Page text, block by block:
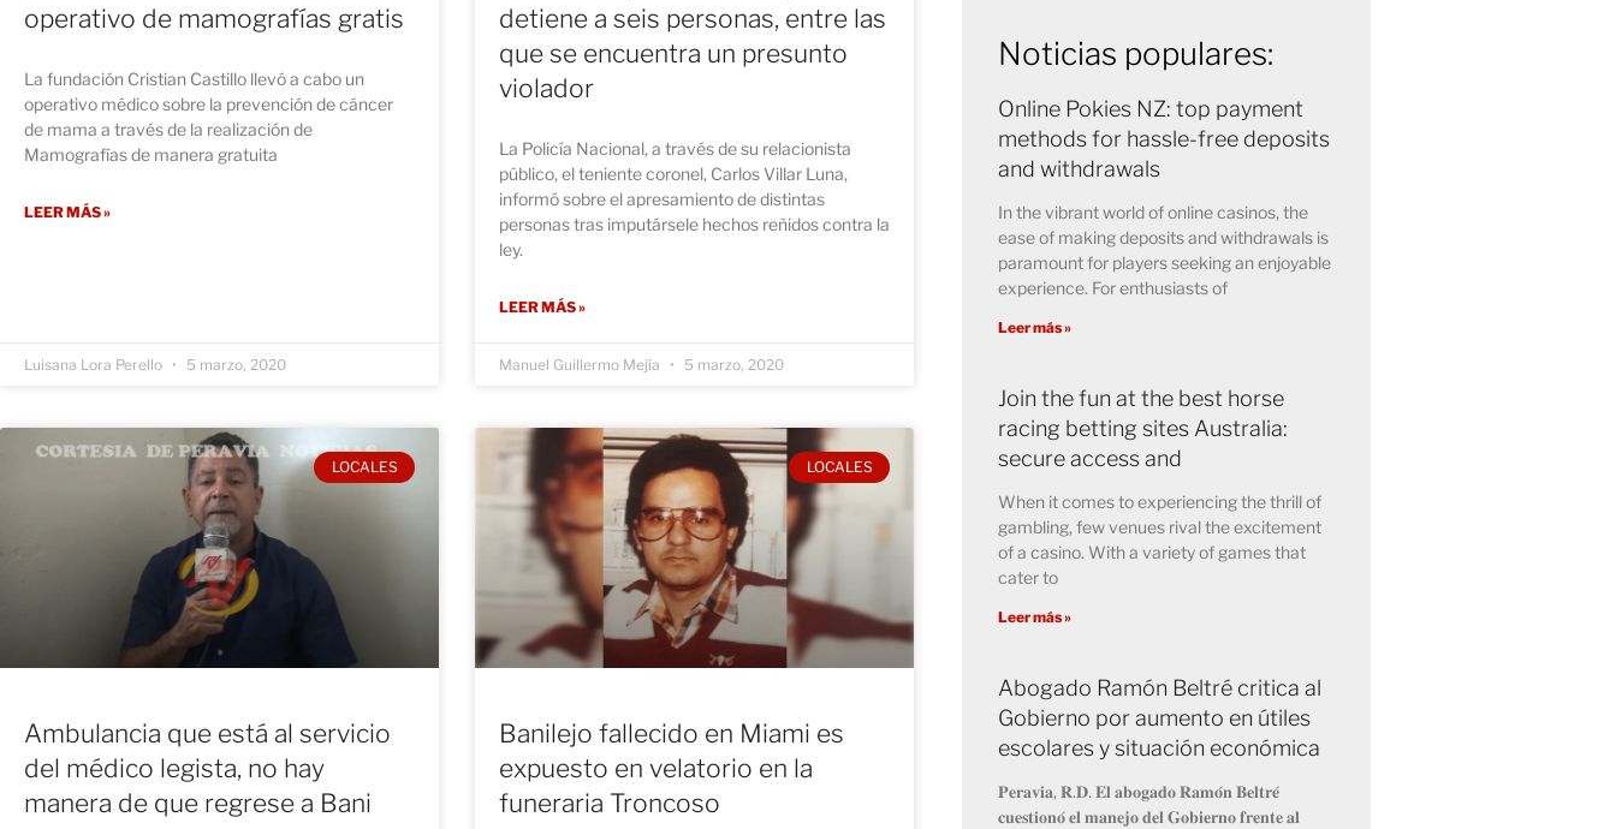
operativo de mamografías gratis
La fundación Cristian Castillo llevó a cabo un
operativo médico sobre la prevención de cáncer
de mama a través de la realización de
Mamografías de manera gratuita
LEER MÁS »
Luisana Lora Perello 5 marzo, 2020
detiene a seis personas, entre las
que se encuentra un presunto
violador
La Policía Nacional, a través de su relacionista
público, el teniente coronel, Carlos Villar Luna,
informó sobre el apresamiento de distintas
personas tras imputársele hechos reñidos contra la
ley.
LEER MÁS »
Manuel Guillermo Mejía 5 marzo, 2020
LOCALES
Ambulancia que está al servicio
del médico legista, no hay
manera de que regrese a Bani
LOCALES
Banilejo fallecido en Miami es
expuesto en velatorio en la
funeraria Troncoso
Noticias populares:
Online Pokies NZ: top payment
methods for hassle-free deposits
and withdrawals
In the vibrant world of online casinos, the
ease of making deposits and withdrawals is
paramount for players seeking an enjoyable
experience. For enthusiasts of
Leer más »
Join the fun at the best horse
racing betting sites Australia:
secure access and
When it comes to experiencing the thrill of
gambling, few venues rival the excitement
of a casino. With a variety of games that
cater to
Leer más »
Abogado Ramón Beltré critica al
Gobierno por aumento en útiles
escolares y situación económica
𝐏𝐞𝐫𝐚𝐯𝐢𝐚, 𝐑.𝐃. 𝐄𝐥 𝐚𝐛𝐨𝐠𝐚𝐝𝐨 𝐑𝐚𝐦𝐨́𝐧 𝐁𝐞𝐥𝐭𝐫𝐞́
𝐜𝐮𝐞𝐬𝐭𝐢𝐨𝐧𝐨́ 𝐞𝐥 𝐦𝐚𝐧𝐞𝐣𝐨 𝐝𝐞𝐥 𝐆𝐨𝐛𝐢𝐞𝐫𝐧𝐨 𝐟𝐫𝐞𝐧𝐭𝐞 𝐚𝐥